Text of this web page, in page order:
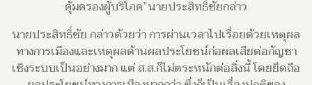
คุ้มครองผู้บริโภค”นายประสิทธิ์ชัยกล่าว
นายประสิทธิ์ชัย กล่าวด้วยว่า การผ่านเวลาไปเรื่อยด้วยเหตุผล
ทางการเมืองและเหตุผลด้านผลประโยชน์ก่อผลเสียต่อกัญชา
เชิงระบบเป็นอย่างมาก แต่ ส.ส.ก็ไม่ตระหนักต่อสิ่งนี้ โดยยึดถือ